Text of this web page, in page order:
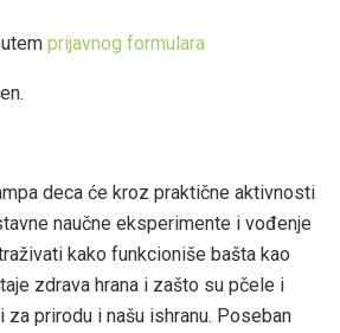
prijavnog formulara
deca će kroz praktične aktivnosti
naučne eksperimente i vođenje
kako funkcioniše bašta kao
zdrava hrana i zašto su pčele i
za prirodu i našu ishranu. Poseban